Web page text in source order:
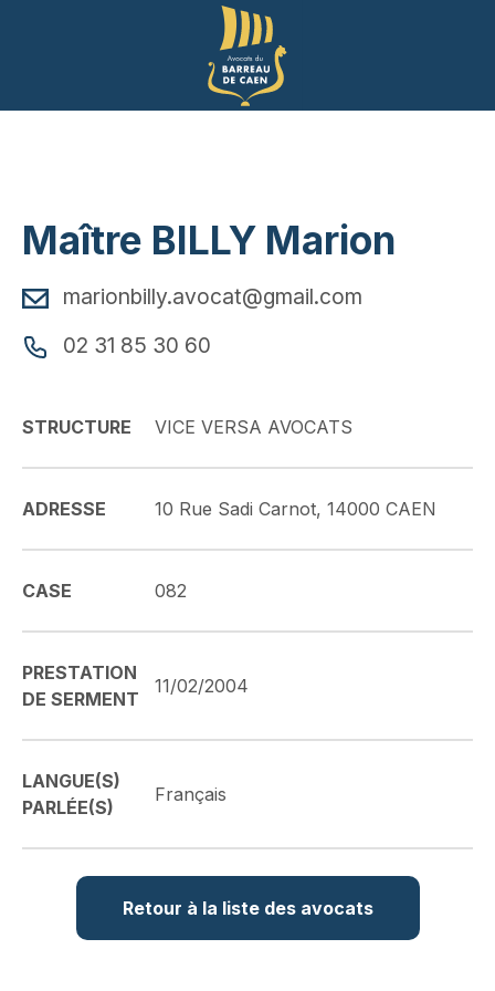
Maître BILLY Marion
marionbilly.avocat@gmail.com
02 31 85 30 60
STRUCTURE VICE VERSA AVOCATS
ADRESSE 10 Rue Sadi Carnot, 14000 CAEN
CASE 082
PRESTATION
DE SERMENT
11/02/2004
LANGUE(S)
PARLÉE(S)
Français
Retour à la liste des avocats
Panneau de gestion des cookies